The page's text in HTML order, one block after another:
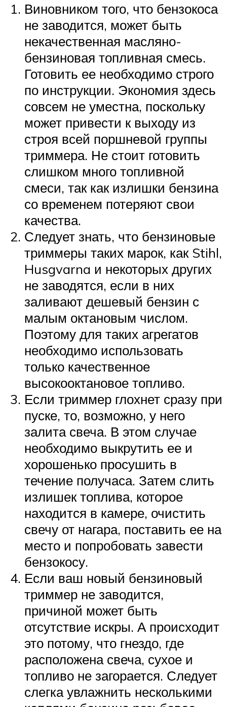
Виновником того, что бензокоса
не заводится, может быть
некачественная масляно-
бензиновая топливная смесь.
Готовить ее необходимо строго
по инструкции. Экономия здесь
совсем не уместна, поскольку
может привести к выходу из
строя всей поршневой группы
триммера. Не стоит готовить
слишком много топливной
смеси, так как излишки бензина
со временем потеряют свои
качества.
Следует знать, что бензиновые
триммеры таких марок, как Stihl,
Husgvarna и некоторых других
не заводятся, если в них
заливают дешевый бензин с
малым октановым числом.
Поэтому для таких агрегатов
необходимо использовать
только качественное
высокооктановое топливо.
Если триммер глохнет сразу при
пуске, то, возможно, у него
залита свеча. В этом случае
необходимо выкрутить ее и
хорошенько просушить в
течение получаса. Затем слить
излишек топлива, которое
находится в камере, очистить
свечу от нагара, поставить ее на
место и попробовать завести
бензокосу.
Если ваш новый бензиновый
триммер не заводится,
причиной может быть
отсутствие искры. А происходит
это потому, что гнездо, где
расположена свеча, сухое и
топливо не загорается. Следует
слегка увлажнить несколькими